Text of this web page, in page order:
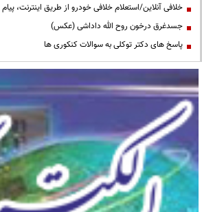
خلافی آنلاین/استعلام خلافی خودرو از طریق اینترنت،
جسدغرق درخون روح الله داداشی (عکس)
پاسخ های دکتر توکلی به سوالات کنکوری ها